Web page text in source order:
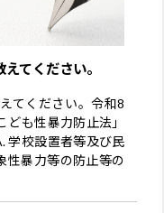
てください。
てください。令和8
も性暴力防止法」
学校設置者等及び民
性暴力等の防止等の